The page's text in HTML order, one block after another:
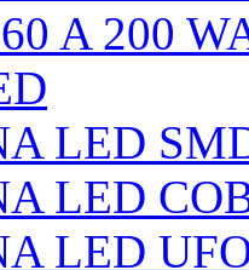
A 200
LED
LED
LED